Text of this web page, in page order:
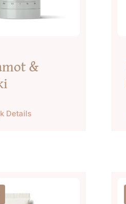
&
Details